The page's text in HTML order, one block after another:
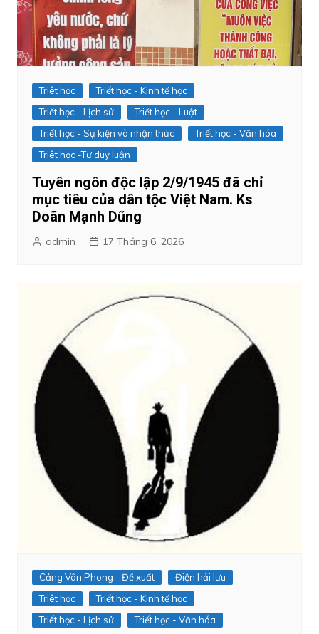
Triêt học
Triết học - Kinh tế học
Triết học - Lịch sử
Triết học - Luật
Triết học - Sự kiện và nhận thức
Triết học - Văn hóa
Triêt học -Tư duy luận
Tuyên ngôn độc lập 2/9/1945 đã chỉ
mục tiêu của dân tộc Việt Nam. Ks
Doãn Mạnh Dũng
admin 17 Tháng 6, 2026
Cảng Vân Phong - Đề xuất
Điện hải lưu
Triêt học
Triết học - Kinh tế học
Triết học - Lịch sử
Triết học - Văn hóa